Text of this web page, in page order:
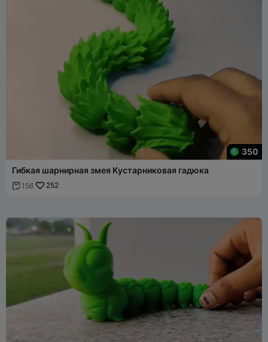
350
Гибкая шарнирная змея Кустарниковая гадюка
 156 252